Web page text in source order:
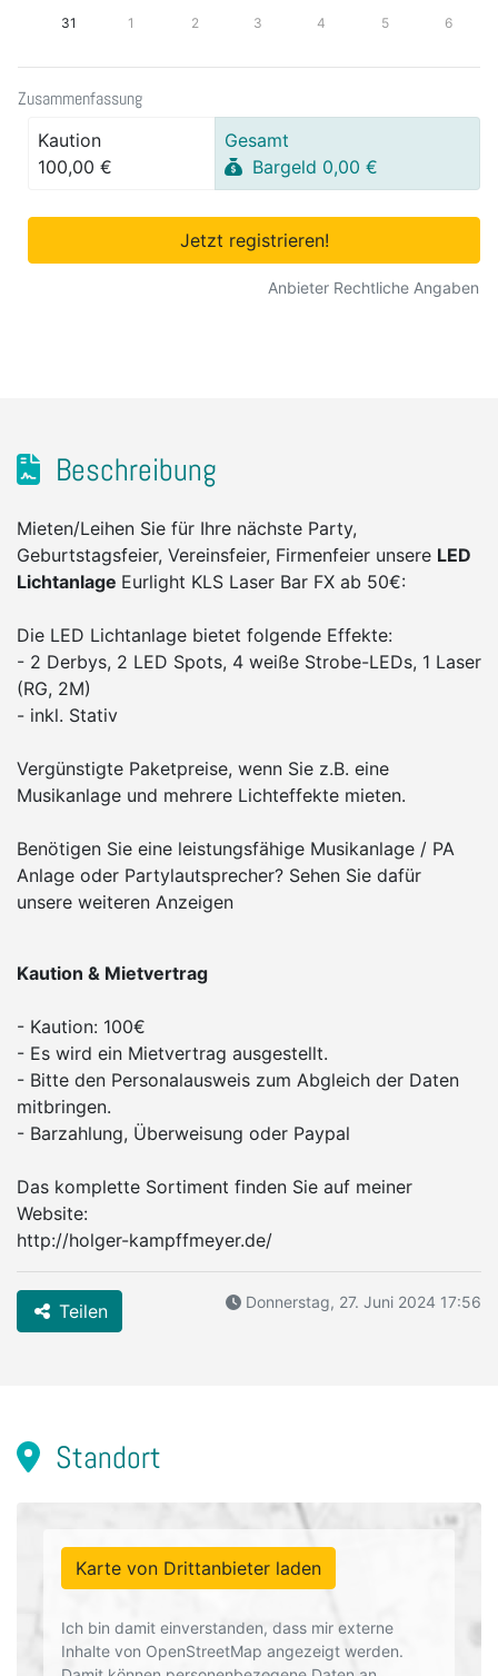
31
1 2 3 4 5 6
Zusammenfassung
Kaution
100,00 €
Gesamt
Bargeld 0,00 €
Jetzt registrieren!
Anbieter Rechtliche Angaben
Beschreibung
Mieten/Leihen Sie für Ihre nächste Party,
Geburtstagsfeier, Vereinsfeier, Firmenfeier unsere LED
Lichtanlage Eurlight KLS Laser Bar FX ab 50€:
Die LED Lichtanlage bietet folgende Effekte:
- 2 Derbys, 2 LED Spots, 4 weiße Strobe-LEDs, 1 Laser
(RG, 2M)
- inkl. Stativ
Vergünstigte Paketpreise, wenn Sie z.B. eine
Musikanlage und mehrere Lichteffekte mieten.
Benötigen Sie eine leistungsfähige Musikanlage / PA
Anlage oder Partylautsprecher? Sehen Sie dafür
unsere weiteren Anzeigen
Kaution & Mietvertrag
- Kaution: 100€
- Es wird ein Mietvertrag ausgestellt.
- Bitte den Personalausweis zum Abgleich der Daten
mitbringen.
- Barzahlung, Überweisung oder Paypal
Das komplette Sortiment finden Sie auf meiner
Website:
http://holger-kampffmeyer.de/
Teilen Donnerstag, 27. Juni 2024 17:56
Standort
Karte von Drittanbieter laden
Ich bin damit einverstanden, dass mir externe
Inhalte von OpenStreetMap angezeigt werden.